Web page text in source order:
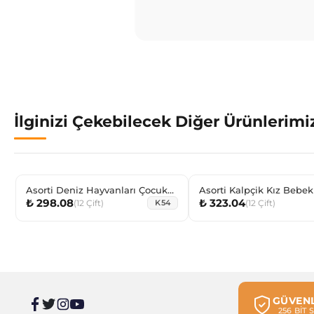
İlginizi Çekebilecek Diğer
Asorti Deniz Hayvanları Çocuk
Sneaker Çorabı
₺ 298.08(12 Çift) K54
Asorti Kalpçik Kız
₺ 323.04(12 Çift)
256 BİT